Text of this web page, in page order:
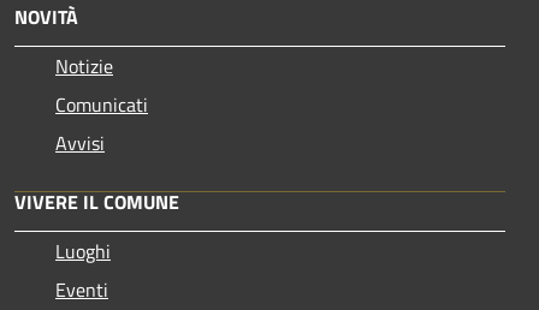
NOVITÀ
Notizie
Comunicati
Avvisi
VIVERE IL COMUNE
Luoghi
Eventi